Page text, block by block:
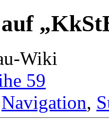
Wiki
59
Navigation,